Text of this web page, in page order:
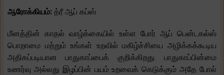
ஆரோக்கியம்: த்ரீ ஆப் கப்ஸ்
மீனத்தின் காதல் வாழ்க்கையில் உள்ள போர் ஆப் பென்டகல்ஸ்
பொறாமை மற்றும் உங்கள் உறவில் மகிழ்ச்சியை அழிக்கக்கூடிய
அதிகப்படியான பாதுகாப்பைக் குறிக்கிறது. பாதுகாப்பின்மை
உணர்வு அல்லது இழப்பின் பயம் உறவைக் கெடுக்கும் அதே போல்